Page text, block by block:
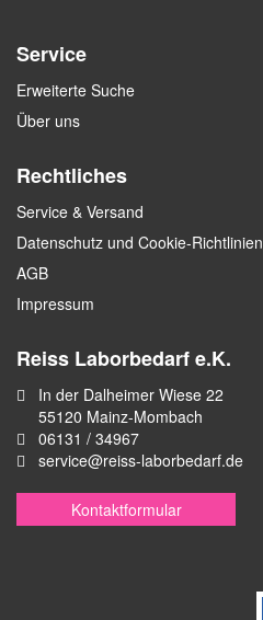
Service
Erweiterte Suche
Über uns
Rechtliches
Service & Versand
Datenschutz und Cookie-Richtlinien
AGB
Impressum
Reiss Laborbedarf e.K.
In der Dalheimer Wiese 22
55120 Mainz-Mombach
06131 / 34967
service@reiss-laborbedarf.de
Kontaktformular